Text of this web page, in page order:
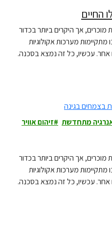
החיים
אך היקרים ביותר בכדור
מתקיימות מערכות אקולוגיות
אחר. עכשיו, כל זה נמצא בסכנה.
מתחדשת זיהום אוויר
אך היקרים ביותר בכדור
מתקיימות מערכות אקולוגיות
אחר. עכשיו, כל זה נמצא בסכנה.